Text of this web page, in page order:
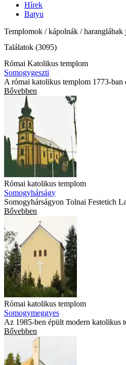
Hírek
Batyu
Templomok / kápolnák /
Találatok (3095)
Római Katolikus templom
Somogygeszti
A római katolikus templom 1773-ban
Bővebben
Római katolikus templom
Somogyhárságy
Somogyhárságyon Tolnai Festetich
Bővebben
Római katolikus templom
Somogymeggyes
Az 1985-ben épült modern katolikus
Bővebben